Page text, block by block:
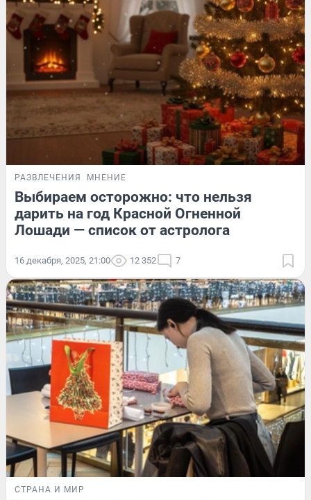
РАЗВЛЕЧЕНИЯ МНЕНИЕ
Выбираем осторожно: что нельзя
дарить на год Красной Огненной
Лошади — список от астролога
16 декабря, 2025, 21:00 12 352 7
СТРАНА И МИР